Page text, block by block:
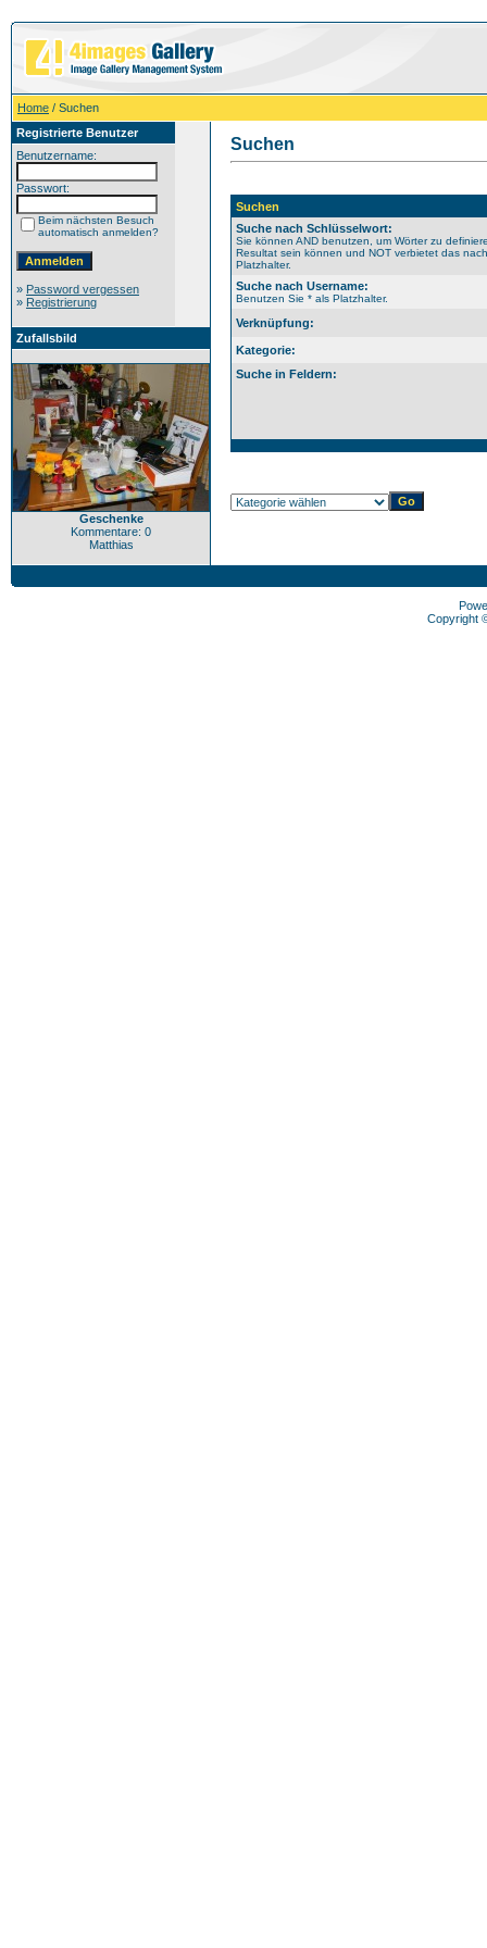
Home / Suchen
Registrierte Benutzer
Benutzername:
Passwort:
Beim nächsten Besuch
automatisch anmelden?
» Password vergessen
» Registrierung
Zufallsbild
Geschenke
Kommentare: 0
Matthias
Suchen
Suchen
Suche nach Schlüsselwort:
Sie können AND benutzen, um Wörter zu
Resultat sein können und NOT verbietet das
Platzhalter.
Suche nach Username:
Benutzen Sie * als Platzhalter.
Verknüpfung:
Kategorie:
Suche in Feldern:
Copyright